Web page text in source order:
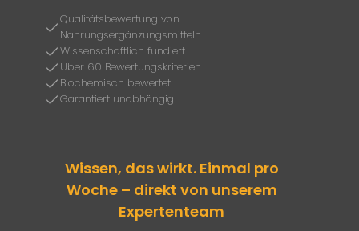
Qualitätsbewertung von
Nahrungsergänzungsmitteln
Wissenschaftlich fundiert
Über 60 Bewertungskriterien
Biochemisch bewertet
Garantiert unabhängig
Wissen, das wirkt. Einmal pro
Woche – direkt von unserem
Expertenteam